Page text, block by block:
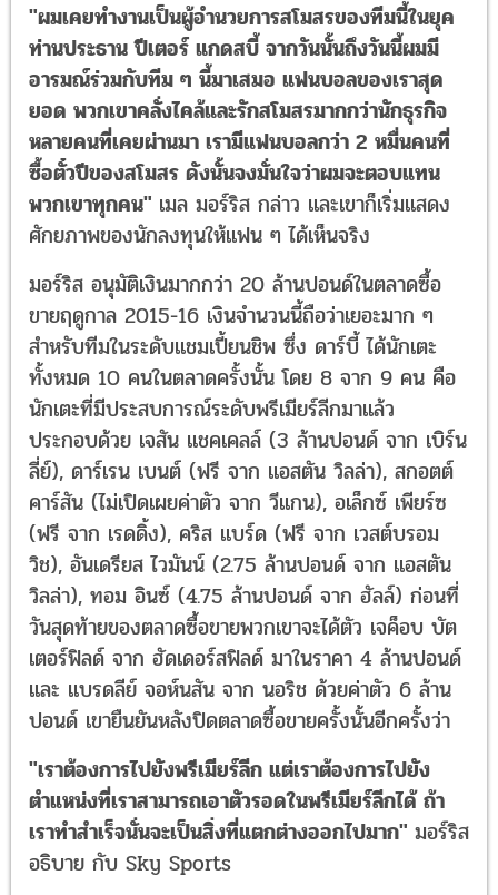
"ผมเคยทำงานเป็นผู้อำนวยการสโมสรของทีมนี้ในยุค
ท่านประธาน ปีเตอร์ แกดสบี้ จากวันนั้นถึงวันนี้ผมมี
อารมณ์ร่วมกับทีม ๆ นี้มาเสมอ แฟนบอลของเราสุด
ยอด พวกเขาคลั่งไคล้และรักสโมสรมากกว่านักธุรกิจ
หลายคนที่เคยผ่านมา เรามีแฟนบอลกว่า 2 หมื่นคนที่
ซื้อตั๋วปีของสโมสร ดังนั้นจงมั่นใจว่าผมจะตอบแทน
พวกเขาทุกคน" เมล มอร์ริส กล่าว และเขาก็เริ่มแสดง
ศักยภาพของนักลงทุนให้แฟน ๆ ได้เห็นจริง
มอร์ริส อนุมัติเงินมากกว่า 20 ล้านปอนด์ในตลาดซื้อ
ขายฤดูกาล 2015-16 เงินจำนวนนี้ถือว่าเยอะมาก ๆ
สำหรับทีมในระดับแชมเปี้ยนชิพ ซึ่ง ดาร์บี้ ได้นักเตะ
ทั้งหมด 10 คนในตลาดครั้งนั้น โดย 8 จาก 9 คน คือ
นักเตะที่มีประสบการณ์ระดับพรีเมียร์ลีกมาแล้ว
ประกอบด้วย เจสัน แชคเคลล์ (3 ล้านปอนด์ จาก เบิร์น
ลี่ย์), ดาร์เรน เบนต์ (ฟรี จาก แอสตัน วิลล่า), สกอตต์
คาร์สัน (ไม่เปิดเผยค่าตัว จาก วีแกน), อเล็กซ์ เพียร์ซ
(ฟรี จาก เรดดิ้ง), คริส แบร์ด (ฟรี จาก เวสต์บรอม
วิช), อันเดรียส ไวมันน์ (2.75 ล้านปอนด์ จาก แอสตัน
วิลล่า), ทอม อินซ์ (4.75 ล้านปอนด์ จาก ฮัลล์) ก่อนที่
วันสุดท้ายของตลาดซื้อขายพวกเขาจะได้ตัว เจค็อบ บัต
เตอร์ฟิลด์ จาก ฮัดเดอร์สฟิลด์ มาในราคา 4 ล้านปอนด์
และ แบรดลีย์ จอห์นสัน จาก นอริช ด้วยค่าตัว 6 ล้าน
ปอนด์ เขายืนยันหลังปิดตลาดซื้อขายครั้งนั้นอีกครั้งว่า
"เราต้องการไปยังพรีเมียร์ลีก แต่เราต้องการไปยัง
ตำแหน่งที่เราสามารถเอาตัวรอดในพรีเมียร์ลีกได้ ถ้า
เราทำสำเร็จนั่นจะเป็นสิ่งที่แตกต่างออกไปมาก" มอร์ริส
อธิบาย กับ Sky Sports